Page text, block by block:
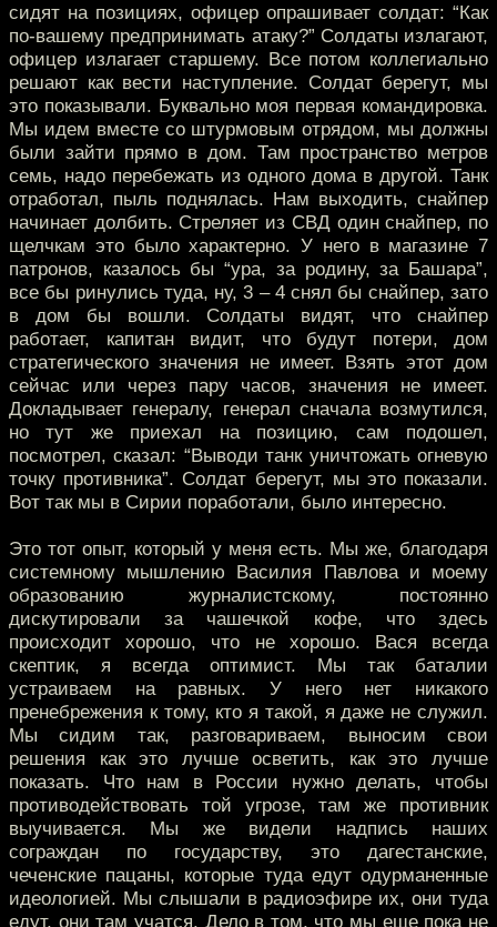
сидят на позициях, офицер опрашивает солдат: “Как
по-вашему предпринимать атаку?” Солдаты излагают,
офицер излагает старшему. Все потом коллегиально
решают как вести наступление. Солдат берегут, мы
это показывали. Буквально моя первая командировка.
Мы идем вместе со штурмовым отрядом, мы должны
были зайти прямо в дом. Там пространство метров
семь, надо перебежать из одного дома в другой. Танк
отработал, пыль поднялась. Нам выходить, снайпер
начинает долбить. Стреляет из СВД один снайпер, по
щелчкам это было характерно. У него в магазине 7
патронов, казалось бы “ура, за родину, за Башара”,
все бы ринулись туда, ну, 3 – 4 снял бы снайпер, зато
в дом бы вошли. Солдаты видят, что снайпер
работает, капитан видит, что будут потери, дом
стратегического значения не имеет. Взять этот дом
сейчас или через пару часов, значения не имеет.
Докладывает генералу, генерал сначала возмутился,
но тут же приехал на позицию, сам подошел,
посмотрел, сказал: “Выводи танк уничтожать огневую
точку противника”. Солдат берегут, мы это показали.
Вот так мы в Сирии поработали, было интересно.
Это тот опыт, который у меня есть. Мы же, благодаря
системному мышлению Василия Павлова и моему
образованию журналистскому, постоянно
дискутировали за чашечкой кофе, что здесь
происходит хорошо, что не хорошо. Вася всегда
скептик, я всегда оптимист. Мы так баталии
устраиваем на равных. У него нет никакого
пренебрежения к тому, кто я такой, я даже не служил.
Мы сидим так, разговариваем, выносим свои
решения как это лучше осветить, как это лучше
показать. Что нам в России нужно делать, чтобы
противодействовать той угрозе, там же противник
выучивается. Мы же видели надпись наших
сограждан по государству, это дагестанские,
чеченские пацаны, которые туда едут одурманенные
идеологией. Мы слышали в радиоэфире их, они туда
едут, они там учатся. Дело в том, что мы еще пока не